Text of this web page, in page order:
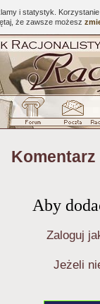
i statystyk.
że zawsze możesz
Aby
Zaloguj
Jeżeli